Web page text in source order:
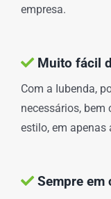
empresa.
Muito fácil
Com a Iubenda,
necessários, bem
estilo, em apenas
Sempre em